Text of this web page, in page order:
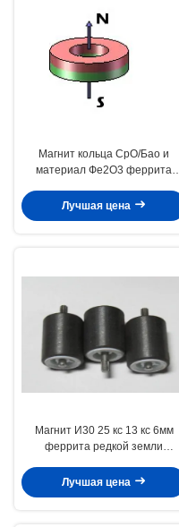
Магнит кольца СрО/Бао и
материал Фе2О3 феррита
Лучшая цена
Магнит И30 25 кс 13 кс 6мм
феррита редкой земли
Лучшая цена